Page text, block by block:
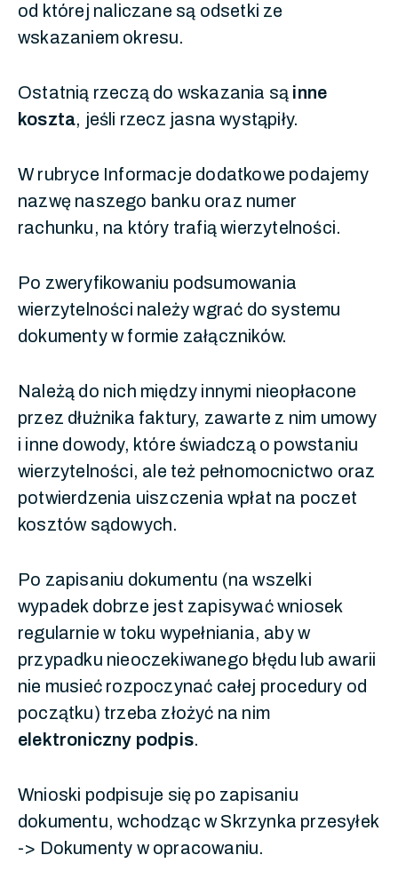
od której naliczane są odsetki ze
wskazaniem okresu.
Ostatnią rzeczą do wskazania są inne
koszta, jeśli rzecz jasna wystąpiły.
W rubryce Informacje dodatkowe podajemy
nazwę naszego banku oraz numer
rachunku, na który trafią wierzytelności.
Po zweryfikowaniu podsumowania
wierzytelności należy wgrać do systemu
dokumenty w formie załączników.
Należą do nich między innymi nieopłacone
przez dłużnika faktury, zawarte z nim umowy
i inne dowody, które świadczą o powstaniu
wierzytelności, ale też pełnomocnictwo oraz
potwierdzenia uiszczenia wpłat na poczet
kosztów sądowych.
Po zapisaniu dokumentu (na wszelki
wypadek dobrze jest zapisywać wniosek
regularnie w toku wypełniania, aby w
przypadku nieoczekiwanego błędu lub awarii
nie musieć rozpoczynać całej procedury od
początku) trzeba złożyć na nim
elektroniczny podpis.
Wnioski podpisuje się po zapisaniu
dokumentu, wchodząc w Skrzynka przesyłek
-> Dokumenty w opracowaniu.